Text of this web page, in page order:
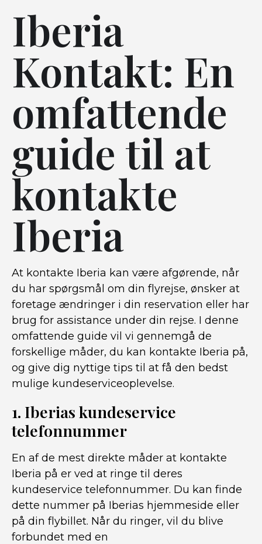
Iberia
Kontakt: En
omfattende
guide til at
kontakte
Iberia
At kontakte Iberia kan være afgørende, når
du har spørgsmål om din flyrejse, ønsker at
foretage ændringer i din reservation eller har
brug for assistance under din rejse. I denne
omfattende guide vil vi gennemgå de
forskellige måder, du kan kontakte Iberia på,
og give dig nyttige tips til at få den bedst
mulige kundeserviceoplevelse.
1. Iberias kundeservice
telefonnummer
En af de mest direkte måder at kontakte
Iberia på er ved at ringe til deres
kundeservice telefonnummer. Du kan finde
dette nummer på Iberias hjemmeside eller
på din flybillet. Når du ringer, vil du blive
forbundet med en